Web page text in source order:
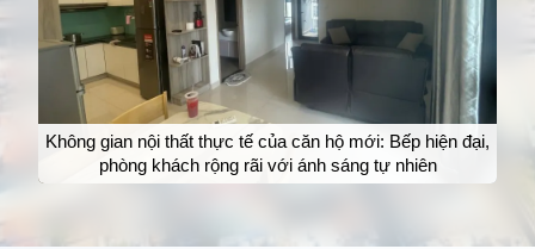
Không gian nội thất thực tế của căn hộ mới: Bếp hiện đại,
phòng khách rộng rãi với ánh sáng tự nhiên